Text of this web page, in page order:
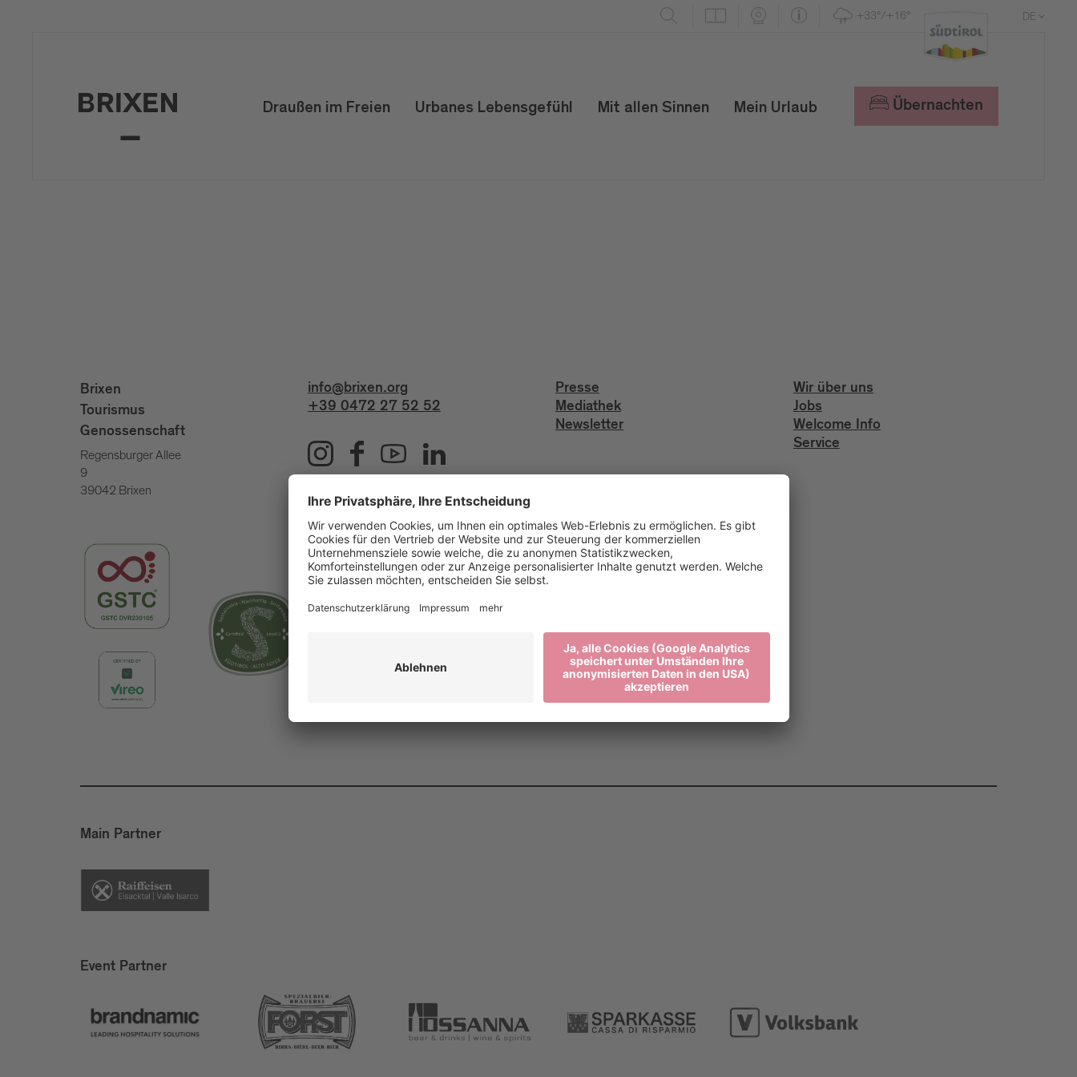
+33°/+16° DE
Draußen im Freien Urbanes Lebensgefühl Mit allen Sinnen Mein Urlaub Übernachten
Brixen
Tourismus
Genossenschaft
Regensburger Allee
9
39042 Brixen
info@brixen.org
+39 0472 27 52 52
Presse
Mediathek
Newsletter
Wir über uns
Jobs
Welcome Info
Service
Main Partner
Event Partner